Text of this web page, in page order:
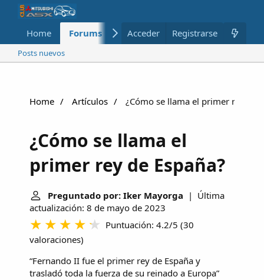
Home Forums Nuevo Miembros
Acceder Registrarse
Posts nuevos
Home Artículos ¿Cómo se llama el primer rey de
¿Cómo se llama el
primer rey de España?
Preguntado por: Iker Mayorga | Última
actualización: 8 de mayo de 2023
Puntuación: 4.2/5 (30
valoraciones)
“Fernando II fue el primer rey de España y
trasladó toda la fuerza de su reinado a Europa”